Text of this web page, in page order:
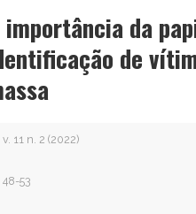
importância da
de
v. 11 n. 2 (2022)
48-53